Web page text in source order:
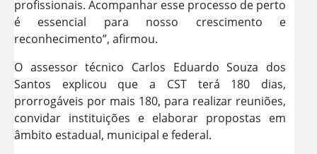
profissionais. Acompanhar esse processo de perto
é essencial para nosso crescimento e
reconhecimento”, afirmou.
O assessor técnico Carlos Eduardo Souza dos
Santos explicou que a CST terá 180 dias,
prorrogáveis por mais 180, para realizar reuniões,
convidar instituições e elaborar propostas em
âmbito estadual, municipal e federal.